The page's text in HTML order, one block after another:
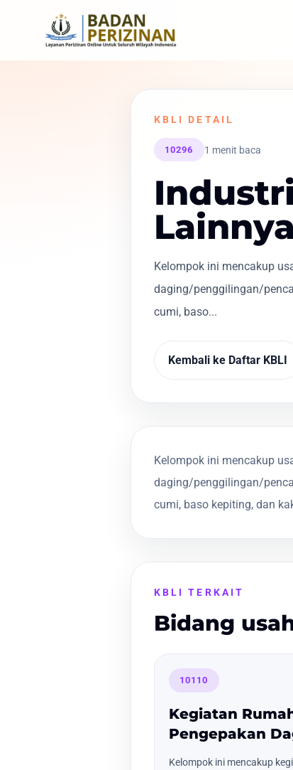
KBLI DETAIL
10296 1 menit baca
Lainnya
Kelompok ini mencakup
daging/penggilingan/
cumi, baso...
Kembali ke Daftar KBLI
Kelompok ini mencakup
daging/penggilingan/
cumi, baso kepiting, dan
KBLI TERKAIT
Bidang
10110
Kegiatan
Pengepakan
Kelompok ini mencakup